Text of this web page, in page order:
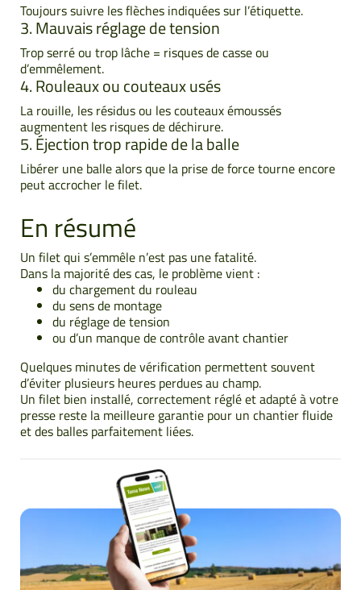
Toujours suivre les flèches indiquées sur l’étiquette.
3. Mauvais réglage de tension
Trop serré ou trop lâche = risques de casse ou
d’emmêlement.
4. Rouleaux ou couteaux usés
La rouille, les résidus ou les couteaux émoussés
augmentent les risques de déchirure.
5. Éjection trop rapide de la balle
Libérer une balle alors que la prise de force tourne encore
peut accrocher le filet.
En résumé
Un filet qui s’emmêle n’est pas une fatalité.
Dans la majorité des cas, le problème vient :
du chargement du rouleau
du sens de montage
du réglage de tension
ou d’un manque de contrôle avant chantier
Quelques minutes de vérification permettent souvent
d’éviter plusieurs heures perdues au champ.
Un filet bien installé, correctement réglé et adapté à votre
presse reste la meilleure garantie pour un chantier fluide
et des balles parfaitement liées.